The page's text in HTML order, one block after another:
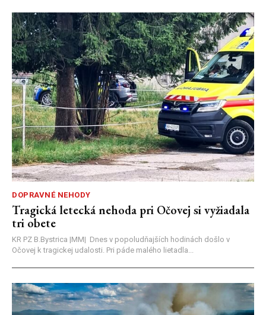
DOPRAVNÉ NEHODY
Tragická letecká nehoda pri Očovej si vyžiadala
tri obete
KR PZ B.Bystrica |MM| Dnes v popoludňajších hodinách došlo v
Očovej k tragickej udalosti. Pri páde malého lietadla...